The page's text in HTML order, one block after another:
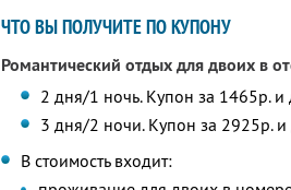
ЧТО ВЫ ПОЛУЧИТЕ ПО КУПОНУ
Романтический отдых для двоих в
2 дня/1 ночь. Купон за 1465р.
3 дня/2 ночи. Купон за 2925р.
В стоимость входит: